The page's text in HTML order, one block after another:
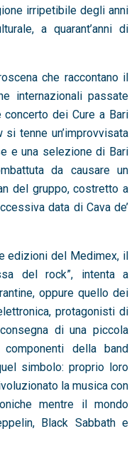
irripetibile degli anni
a quarant’anni di
che raccontano il
internazionali passate
dei Cure a Bari
tenne un’improvvisata
e una selezione di Bari
da causare un
del gruppo, costretto a
data di Cava de’
edizioni del Medimex, il
del rock”, intenta a
oppure quello dei
protagonisti di
di una piccola
della band
simbolo: proprio loro
la musica con
mentre il mondo
Black Sabbath e